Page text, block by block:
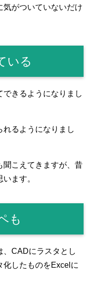
がついていないだけ
いる
きるようになりまし
るようになりまし
聞こえてきますが、昔
ます。
も
、CADにラスタとし
化したものをExcelに